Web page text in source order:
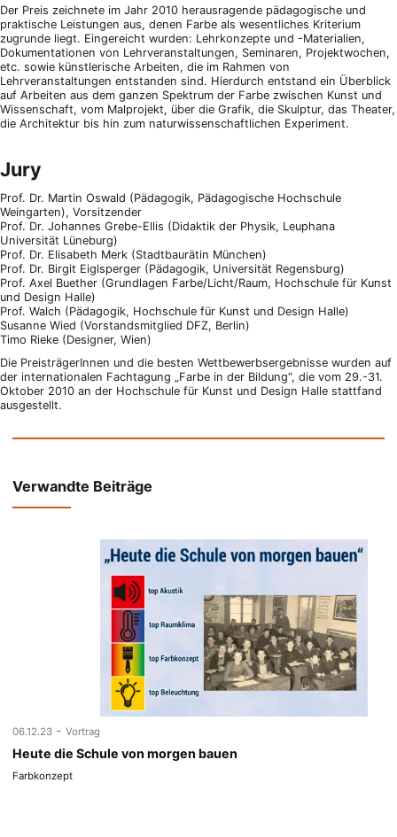
Der Preis zeichnete im Jahr 2010 herausragende pädagogische und
praktische Leistungen aus, denen Farbe als wesentliches Kriterium
zugrunde liegt. Eingereicht wurden: Lehrkonzepte und -Materialien,
Dokumentationen von Lehrveranstaltungen, Seminaren, Projektwochen,
etc. sowie künstlerische Arbeiten, die im Rahmen von
Lehrveranstaltungen entstanden sind. Hierdurch entstand ein Überblick
auf Arbeiten aus dem ganzen Spektrum der Farbe zwischen Kunst und
Wissenschaft, vom Malprojekt, über die Grafik, die Skulptur, das Theater,
die Architektur bis hin zum naturwissenschaftlichen Experiment.
Jury
Prof. Dr. Martin Oswald (Pädagogik, Pädagogische Hochschule
Weingarten), Vorsitzender
Prof. Dr. Johannes Grebe-Ellis (Didaktik der Physik, Leuphana
Universität Lüneburg)
Prof. Dr. Elisabeth Merk (Stadtbaurätin München)
Prof. Dr. Birgit Eiglsperger (Pädagogik, Universität Regensburg)
Prof. Axel Buether (Grundlagen Farbe/Licht/Raum, Hochschule für Kunst
und Design Halle)
Prof. Walch (Pädagogik, Hochschule für Kunst und Design Halle)
Susanne Wied (Vorstandsmitglied DFZ, Berlin)
Timo Rieke (Designer, Wien)
Die PreisträgerInnen und die besten Wettbewerbsergebnisse wurden auf
der internationalen Fachtagung „Farbe in der Bildung“, die vom 29.-31.
Oktober 2010 an der Hochschule für Kunst und Design Halle stattfand
ausgestellt.
Verwandte Beiträge
06.12.23 - Vortrag
Heute die Schule von morgen bauen
Farbkonzept